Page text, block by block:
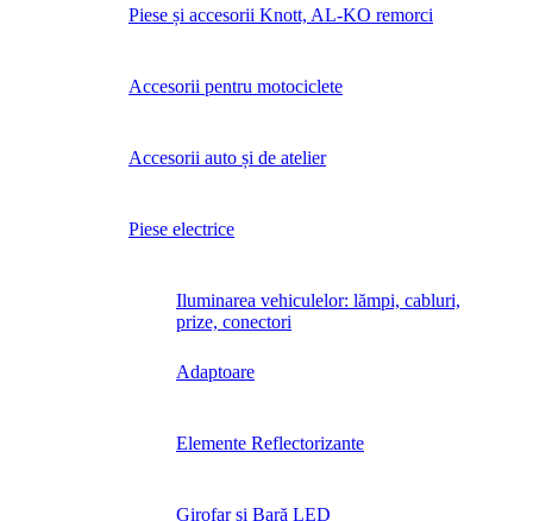
Piese și accesorii Knott, AL-KO remorci
Accesorii pentru motociclete
Accesorii auto și de atelier
Piese electrice
Iluminarea vehiculelor: lămpi, cabluri,
prize, conectori
Adaptoare
Elemente Reflectorizante
Girofar și Bară LED